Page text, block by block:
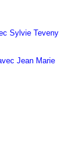
Sylvie Teveny
Jean Marie